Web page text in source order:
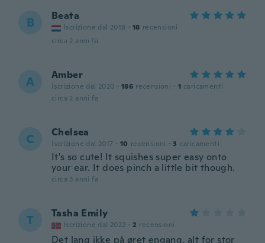
B Beata
Iscrizione dal 2018 · 18 recensioni
circa 2 anni fa
A Amber
Iscrizione dal 2020 · 186 recensioni · 1 caricamenti
circa 2 anni fa
C Chelsea
Iscrizione dal 2017 · 10 recensioni · 3 caricamenti
It's so cute! It squishes super easy onto
your ear. It does pinch a little bit though.
circa 3 anni fa
T Tasha Emily
Iscrizione dal 2022 · 2 recensioni
Det lang ikke på øret engang, alt for stor